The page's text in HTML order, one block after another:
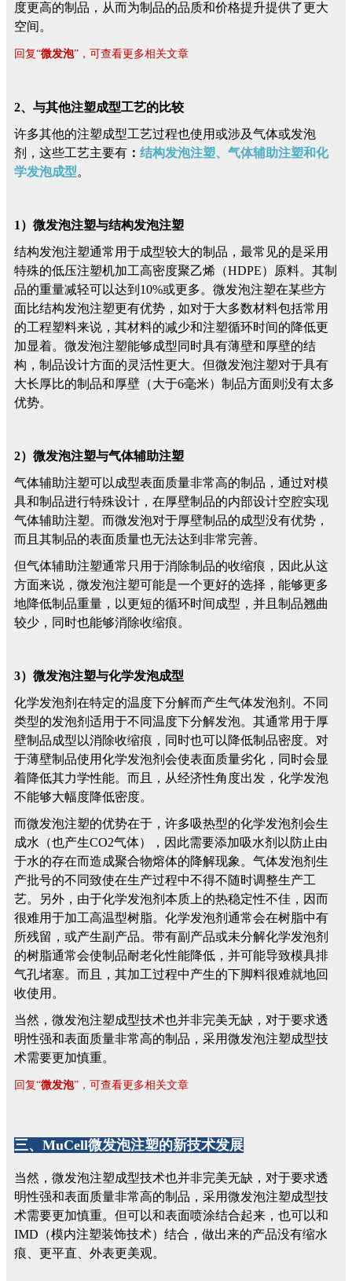
度更高的制品，从而为制品的品质和价格提升提供了更大
空间。
回复“微发泡”，可查看更多相关文章
2、与其他注塑成型工艺的比较
许多其他的注塑成型工艺过程也使用或涉及气体或发泡
剂，这些工艺主要有 ： 结构发泡注塑、气体辅助注塑和化
学发泡成型。
1）微发泡注塑与结构发泡注塑
结构发泡注塑通常用于成型较大的制品，最常见的是采用
特殊的低压注塑机加工高密度聚乙烯（HDPE）原料。其制
品的重量减轻可以达到10%或更多。微发泡注塑在某些方
面比结构发泡注塑更有优势，如对于大多数材料包括常用
的工程塑料来说，其材料的减少和注塑循环时间的降低更
加显着。微发泡注塑能够成型同时具有薄壁和厚壁的结
构，制品设计方面的灵活性更大。但微发泡注塑对于具有
大长厚比的制品和厚壁（大于6毫米）制品方面则没有太多
优势。
2）微发泡注塑与气体辅助注塑
气体辅助注塑可以成型表面质量非常高的制品，通过对模
具和制品进行特殊设计，在厚壁制品的内部设计空腔实现
气体辅助注塑。而微发泡对于厚壁制品的成型没有优势，
而且其制品的表面质量也无法达到非常完善。
但气体辅助注塑通常只用于消除制品的收缩痕，因此从这
方面来说，微发泡注塑可能是一个更好的选择，能够更多
地降低制品重量，以更短的循环时间成型，并且制品翘曲
较少，同时也能够消除收缩痕。
3）微发泡注塑与化学发泡成型
化学发泡剂在特定的温度下分解而产生气体发泡剂。不同
类型的发泡剂适用于不同温度下分解发泡。其通常用于厚
壁制品成型以消除收缩痕，同时也可以降低制品密度。对
于薄壁制品使用化学发泡剂会使表面质量劣化，同时会显
着降低其力学性能。而且，从经济性角度出发，化学发泡
不能够大幅度降低密度。
而微发泡注塑的优势在于，许多吸热型的化学发泡剂会生
成水（也产生CO2气体），因此需要添加吸水剂以防止由
于水的存在而造成聚合物熔体的降解现象。气体发泡剂生
产批号的不同致使在生产过程中不得不随时调整生产工
艺。另外，由于化学发泡剂本质上的热稳定性不佳，因而
很难用于加工高温型树脂。化学发泡剂通常会在树脂中有
所残留，或产生副产品。带有副产品或未分解化学发泡剂
的树脂通常会使制品耐老化性能降低，并可能导致模具排
气孔堵塞。而且，其加工过程中产生的下脚料很难就地回
收使用。
当然，微发泡注塑成型技术也并非完美无缺，对于要求透
明性强和表面质量非常高的制品，采用微发泡注塑成型技
术需要更加慎重。
回复“微发泡”，可查看更多相关文章
三、MuCell微发泡注塑的新技术发展
当然，微发泡注塑成型技术也并非完美无缺，对于要求透
明性强和表面质量非常高的制品，采用微发泡注塑成型技
术需要更加慎重。但可以和表面喷涂结合起来，也可以和
IMD（模内注塑装饰技术）结合，做出来的产品没有缩水
痕、更平直、外表更美观。